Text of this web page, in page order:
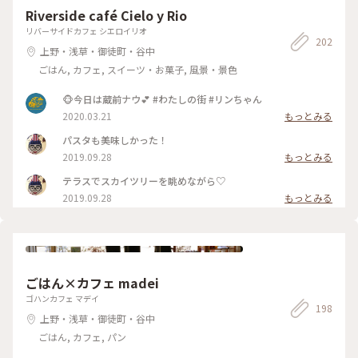
Riverside café Cielo y Rio
リバーサイドカフェ シエロイリオ
上野・浅草・御徒町・谷中
ごはん, カフェ, スイーツ・お菓子, 風景・景色
202
🐵今日は蔵前ナウ💕 #わたしの街 #リンちゃん
2020.03.21
もっとみる
パスタも美味しかった！
2019.09.28
もっとみる
テラスでスカイツリーを眺めながら♡
2019.09.28
もっとみる
ごはん×カフェ madei
ゴハンカフェ マデイ
上野・浅草・御徒町・谷中
ごはん, カフェ, パン
198